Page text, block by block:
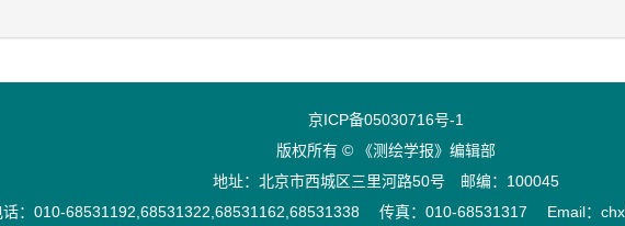
京ICP备05030716号-1
版权所有 © 《测绘学报》编辑部
地址：北京市西城区三里河路50号 邮编：100045
话：010-68531192,68531322,68531162,68531338 传真：010-68531317 Email：